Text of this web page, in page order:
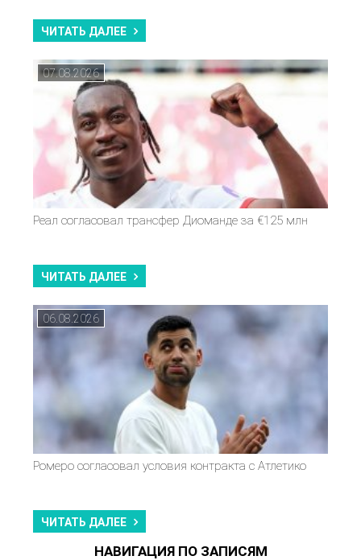
ЧИТАТЬ ДАЛЕЕ
07.08.2026
Реал согласовал трансфер Диоманде за €125 млн
ЧИТАТЬ ДАЛЕЕ
06.08.2026
Ромеро согласовал условия контракта с Атлетико
ЧИТАТЬ ДАЛЕЕ
НАВИГАЦИЯ ПО ЗАПИСЯМ